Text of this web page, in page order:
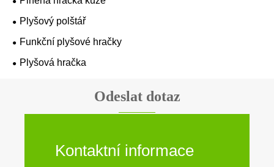
Plyšový polštář
Funkční plyšové hračky
Plyšová hračka
Odeslat dotaz
Kontaktní informace